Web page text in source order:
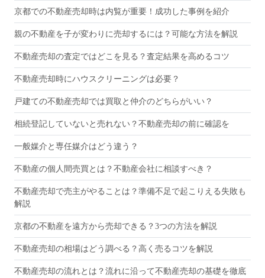
京都での不動産売却時は内覧が重要！成功した事例を紹介
親の不動産を子が変わりに売却するには？可能な方法を解説
不動産売却の査定ではどこを見る？査定結果を高めるコツ
不動産売却時にハウスクリーニングは必要？
戸建ての不動産売却では買取と仲介のどちらがいい？
相続登記していないと売れない？不動産売却の前に確認を
一般媒介と専任媒介はどう違う？
不動産の個人間売買とは？不動産会社に相談すべき？
不動産売却で売主がやることは？準備不足で起こりえる失敗も
解説
京都の不動産を遠方から売却できる？3つの方法を解説
不動産売却の相場はどう調べる？高く売るコツを解説
不動産売却の流れとは？流れに沿って不動産売却の基礎を徹底